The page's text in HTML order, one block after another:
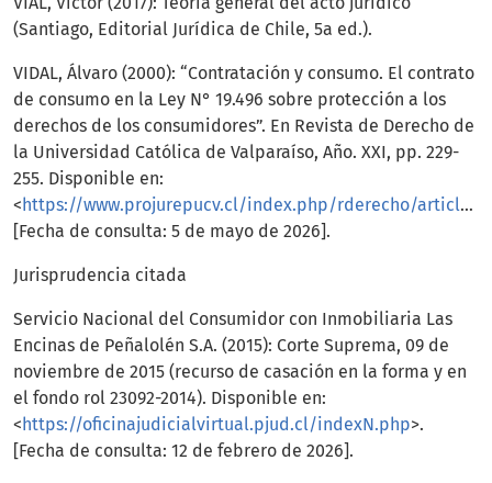
(Santiago, Editorial Jurídica de Chile, 5a ed.).
VIDAL, Álvaro (2000): “Contratación y consumo. El contrato
de consumo en la Ley N° 19.496 sobre protección a los
derechos de los consumidores”. En Revista de Derecho de
la Universidad Católica de Valparaíso, Año. XXI, pp. 229-
255. Disponible en:
< https://www.projurepucv.cl/index.php/rderecho/article/view/465
[Fecha de consulta: 5 de mayo de 2026].
Jurisprudencia citada
Servicio Nacional del Consumidor con Inmobiliaria Las
Encinas de Peñalolén S.A. (2015): Corte Suprema, 09 de
noviembre de 2015 (recurso de casación en la forma y en
el fondo rol 23092-2014). Disponible en:
< https://oficinajudicialvirtual.pjud.cl/indexN.php>.
[Fecha de consulta: 12 de febrero de 2026].